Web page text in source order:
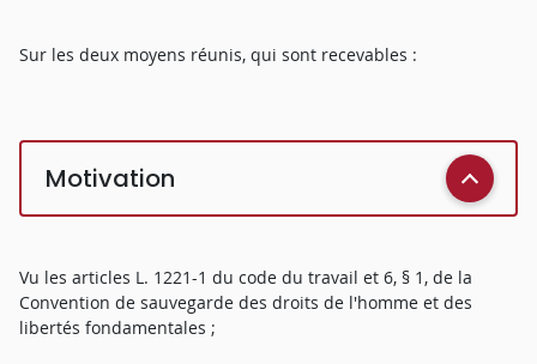
Sur les deux moyens réunis, qui sont recevables :
Motivation
Vu les articles L. 1221-1 du code du travail et 6, § 1, de la
Convention de sauvegarde des droits de l'homme et des
libertés fondamentales ;